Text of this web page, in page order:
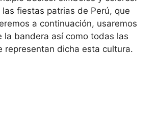
las fiestas patrias de Perú, que
a continuación, usaremos
la bandera así como todas las
representan dicha esta cultura.